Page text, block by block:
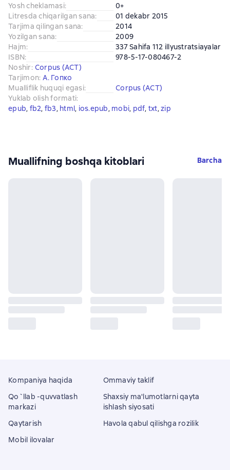
Yosh cheklamasi:
0+
Litresda chiqarilgan sana:
01 dekabr 2015
Tarjima qilingan sana:
2014
Yozilgan sana:
2009
Hajm:
337 Sahifa 112 illyustratsiayalar
ISBN:
978-5-17-080467-2
Noshir: Corpus (АСТ)
Tarjimon: А. Гопко
Mualliflik huquqi egasi:
Corpus (АСТ)
Yuklab olish formati:
epub, fb2, fb3, html, ios.epub, mobi, pdf, txt, zip
Muallifning boshqa kitoblari Barcha
Kompaniya haqida
Qo`llab -quvvatlash
markazi
Qaytarish
Mobil ilovalar
Ommaviy taklif
Shaxsiy ma'lumotlarni qayta
ishlash siyosati
Havola qabul qilishga rozilik